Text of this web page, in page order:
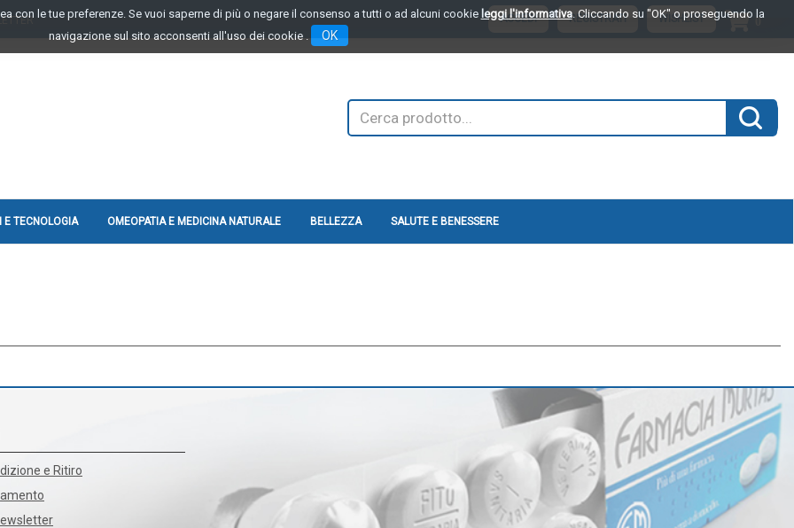
con le tue preferenze. Se vuoi saperne di più o negare il consenso a tutti o ad alcuni cookie leggi l'informativa. Cliccando su "OK" o proseguendo la
navigazione sul sito acconsenti all'uso dei cookie .
OK
ACCEDI REGISTRATI WISHLIST 0
Cerca
Prodotto
E TECNOLOGIA OMEOPATIA E MEDICINA NATURALE BELLEZZA SALUTE E BENESSERE
e Ritiro